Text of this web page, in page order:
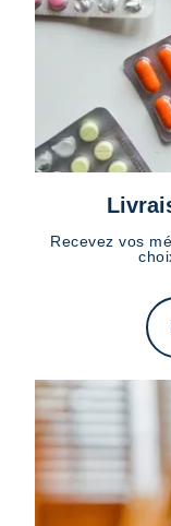
Recevez vos